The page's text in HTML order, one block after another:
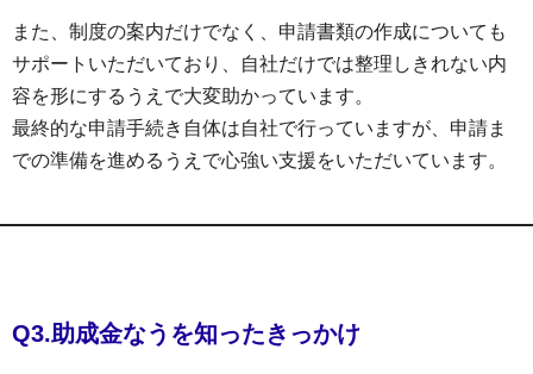
また、制度の案内だけでなく、申請書類の作成についても
サポートいただいており、自社だけでは整理しきれない内
容を形にするうえで大変助かっています。
最終的な申請手続き自体は自社で行っていますが、申請ま
での準備を進めるうえで心強い支援をいただいています。
Q3.助成金なうを知ったきっかけ